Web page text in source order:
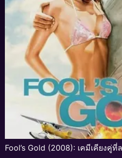
Fool’s Gold (2008): เคมีเคียงคู่